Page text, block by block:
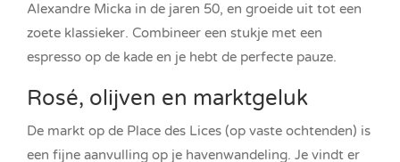
Alexandre Micka in de jaren 50, en groeide uit tot een
zoete klassieker. Combineer een stukje met een
espresso op de kade en je hebt de perfecte pauze.
Rosé, olijven en marktgeluk
De markt op de Place des Lices (op vaste ochtenden) is
een fijne aanvulling op je havenwandeling. Je vindt er